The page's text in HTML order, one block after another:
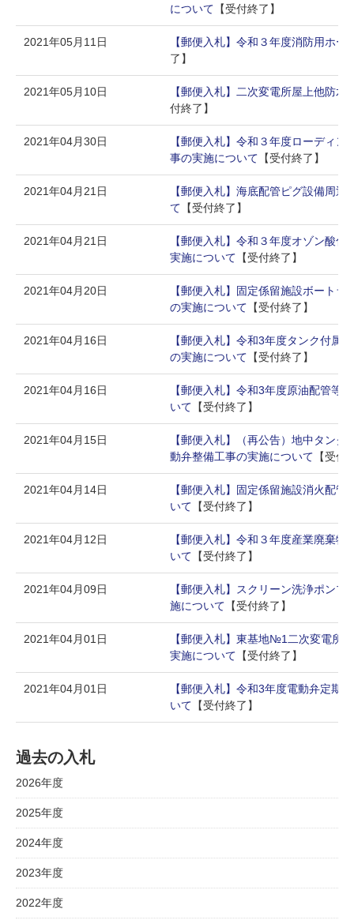
について 【受付終了】
2021年05月11日
【郵便入札】令和３年度消防用ホー
了】
2021年05月10日
【郵便入札】二次変電所屋上他防水
付終了】
2021年04月30日
【郵便入札】令和３年度ローディ
事の実施について 【受付終了】
2021年04月21日
【郵便入札】海底配管ピグ設備周
て 【受付終了】
2021年04月21日
【郵便入札】令和３年度オゾン酸
実施について 【受付終了】
2021年04月20日
【郵便入札】固定係留施設ボート
の実施について 【受付終了】
2021年04月16日
【郵便入札】令和3年度タンク付属
の実施について 【受付終了】
2021年04月16日
【郵便入札】令和3年度原油配管等
いて 【受付終了】
2021年04月15日
【郵便入札】（再公告）地中タン
動弁整備工事の実施について 【受付
2021年04月14日
【郵便入札】固定係留施設消火配
いて 【受付終了】
2021年04月12日
【郵便入札】令和３年度産業廃棄
いて 【受付終了】
2021年04月09日
【郵便入札】スクリーン洗浄ポン
施について 【受付終了】
2021年04月01日
【郵便入札】東基地№1二次変電所
実施について 【受付終了】
2021年04月01日
【郵便入札】令和3年度電動弁定期
いて 【受付終了】
過去の入札
2026年度
2025年度
2024年度
2023年度
2022年度